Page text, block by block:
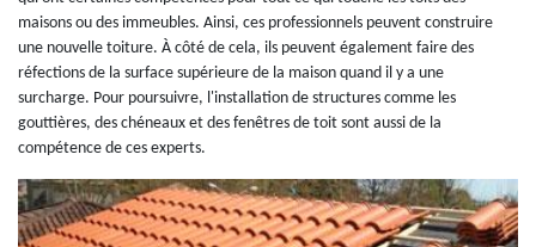
maisons ou des immeubles. Ainsi, ces professionnels peuvent construire
une nouvelle toiture. À côté de cela, ils peuvent également faire des
réfections de la surface supérieure de la maison quand il y a une
surcharge. Pour poursuivre, l'installation de structures comme les
gouttières, des chéneaux et des fenêtres de toit sont aussi de la
compétence de ces experts.